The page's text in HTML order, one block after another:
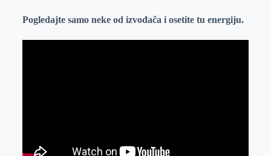
Pogledajte samo neke od izvođača i osetite tu energiju.